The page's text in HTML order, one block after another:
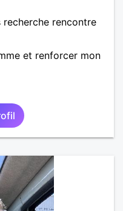
rencontre
et renforcer mon